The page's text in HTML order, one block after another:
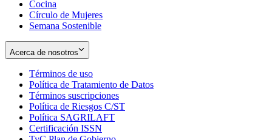
Cocina
Círculo de Mujeres
Semana Sostenible
Acerca de nosotros
Términos de uso
in
new
window
Política de Tratamiento de Datos
Términos suscripciones
in
Política de Riesgos C/ST
Política SAGRILAFT
Certificación ISSN